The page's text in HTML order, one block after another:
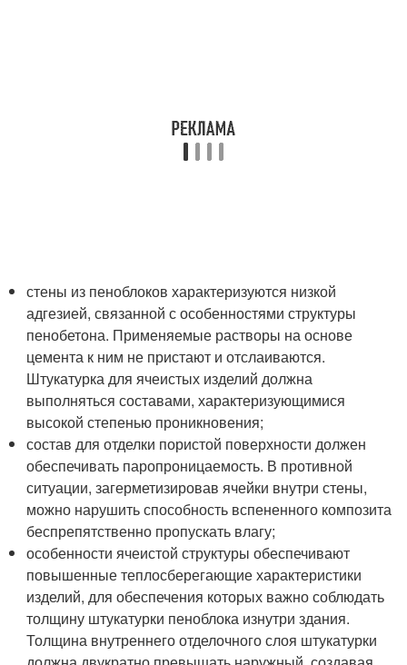
стены из пеноблоков характеризуются низкой
адгезией, связанной с особенностями структуры
пенобетона. Применяемые растворы на основе
цемента к ним не пристают и отслаиваются.
Штукатурка для ячеистых изделий должна
выполняться составами, характеризующимися
высокой степенью проникновения;
состав для отделки пористой поверхности должен
обеспечивать паропроницаемость. В противной
ситуации, загерметизировав ячейки внутри стены,
можно нарушить способность вспененного композита
беспрепятственно пропускать влагу;
особенности ячеистой структуры обеспечивают
повышенные теплосберегающие характеристики
изделий, для обеспечения которых важно соблюдать
толщину штукатурки пеноблока изнутри здания.
Толщина внутреннего отделочного слоя штукатурки